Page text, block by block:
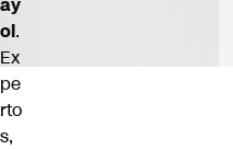
ol.
Ex
pe
rto
s,